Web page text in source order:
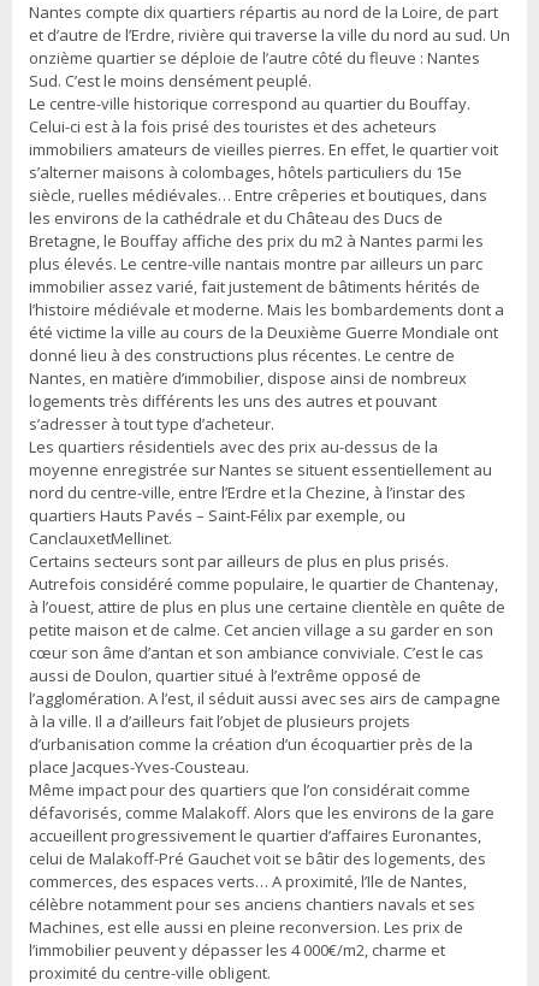
Nantes compte dix quartiers répartis au nord de la Loire, de part
et d’autre de l’Erdre, rivière qui traverse la ville du nord au sud. Un
onzième quartier se déploie de l’autre côté du fleuve : Nantes
Sud. C’est le moins densément peuplé.
Le centre-ville historique correspond au quartier du Bouffay.
Celui-ci est à la fois prisé des touristes et des acheteurs
immobiliers amateurs de vieilles pierres. En effet, le quartier voit
s’alterner maisons à colombages, hôtels particuliers du 15e
siècle, ruelles médiévales… Entre crêperies et boutiques, dans
les environs de la cathédrale et du Château des Ducs de
Bretagne, le Bouffay affiche des prix du m2 à Nantes parmi les
plus élevés. Le centre-ville nantais montre par ailleurs un parc
immobilier assez varié, fait justement de bâtiments hérités de
l’histoire médiévale et moderne. Mais les bombardements dont a
été victime la ville au cours de la Deuxième Guerre Mondiale ont
donné lieu à des constructions plus récentes. Le centre de
Nantes, en matière d’immobilier, dispose ainsi de nombreux
logements très différents les uns des autres et pouvant
s’adresser à tout type d’acheteur.
Les quartiers résidentiels avec des prix au-dessus de la
moyenne enregistrée sur Nantes se situent essentiellement au
nord du centre-ville, entre l’Erdre et la Chezine, à l’instar des
quartiers Hauts Pavés – Saint-Félix par exemple, ou
CanclauxetMellinet.
Certains secteurs sont par ailleurs de plus en plus prisés.
Autrefois considéré comme populaire, le quartier de Chantenay,
à l’ouest, attire de plus en plus une certaine clientèle en quête de
petite maison et de calme. Cet ancien village a su garder en son
cœur son âme d’antan et son ambiance conviviale. C’est le cas
aussi de Doulon, quartier situé à l’extrême opposé de
l’agglomération. A l’est, il séduit aussi avec ses airs de campagne
à la ville. Il a d’ailleurs fait l’objet de plusieurs projets
d’urbanisation comme la création d’un écoquartier près de la
place Jacques-Yves-Cousteau.
Même impact pour des quartiers que l’on considérait comme
défavorisés, comme Malakoff. Alors que les environs de la gare
accueillent progressivement le quartier d’affaires Euronantes,
celui de Malakoff-Pré Gauchet voit se bâtir des logements, des
commerces, des espaces verts… A proximité, l’Ile de Nantes,
célèbre notamment pour ses anciens chantiers navals et ses
Machines, est elle aussi en pleine reconversion. Les prix de
l’immobilier peuvent y dépasser les 4 000€/m2, charme et
proximité du centre-ville obligent.